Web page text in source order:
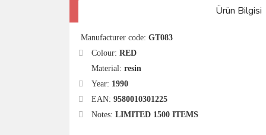
Ürün Bilgisi
Manufacturer code: GT083
Colour: RED
Material: resin
Year: 1990
EAN: 9580010301225
Notes: LIMITED 1500 ITEMS